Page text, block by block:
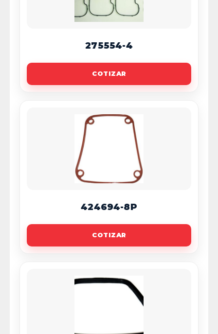
275554-4
COTIZAR
424694-8P
COTIZAR